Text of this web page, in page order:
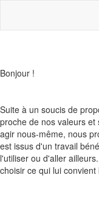
Bonjour !
Suite à un soucis de
proche de nos valeurs
agir nous-même, nous
est issus d'un travail
l'utiliser ou d'aller
choisir ce qui lui convient